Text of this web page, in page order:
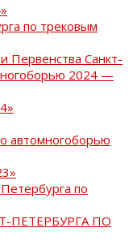
по трековым
Первенства Санкт-
2024 —
автомногоборью
по
ПЕТЕРБУРГА ПО